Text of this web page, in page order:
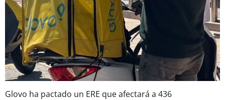
Glovo ha pactado un ERE que afectará a 436